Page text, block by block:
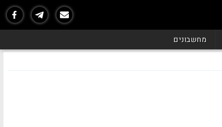
מחשבונים
נכון ל - 07/26